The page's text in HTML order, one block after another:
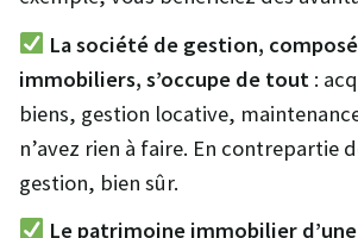
La société de gestion,
immobiliers, s’occupe de tout :
biens, gestion locative,
n’avez rien à faire. En contrepartie
gestion, bien sûr.
Le patrimoine immobilier